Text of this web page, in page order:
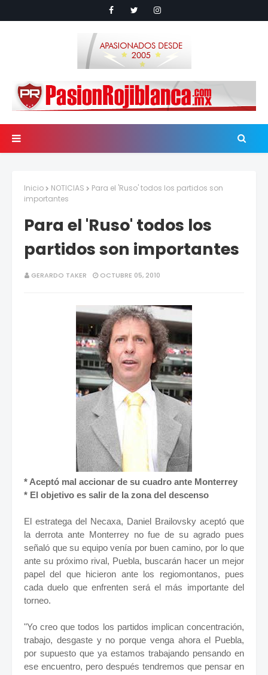
Inicio NOTICIAS
Para el 'Ruso' todos los partidos son
importantes
Para el 'Ruso' todos los
partidos son importantes
GERARDO TAKER OCTUBRE 05, 2010
* Aceptó mal accionar de su cuadro ante Monterrey
* El objetivo es salir de la zona del descenso
El estratega del Necaxa, Daniel Brailovsky aceptó que
la derrota ante Monterrey no fue de su agrado pues
señaló que su equipo venía por buen camino, por lo que
ante su próximo rival, Puebla, buscarán hacer un mejor
papel del que hicieron ante los regiomontanos, pues
cada duelo que enfrenten será el más importante del
torneo.
"Yo creo que todos los partidos implican concentración,
trabajo, desgaste y no porque venga ahora el Puebla,
por supuesto que ya estamos trabajando pensando en
ese encuentro, pero después tendremos que pensar en